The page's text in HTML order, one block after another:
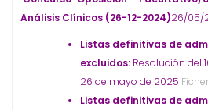
Análisis Clínicos (26-12-2024)26/05/
Listas definitivas de
excluidos: Resolución del
26 de mayo de 2025
Listas definitivas de